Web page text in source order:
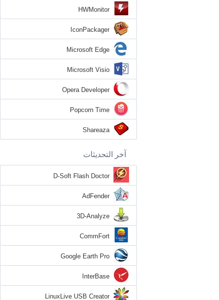
HWMonitor
IconPackager
Microsoft Edge
Microsoft Visio
Opera Developer
Popcorn Time
Shareaza
آخر التحديثات
D-Soft Flash Doctor
AdFender
3D-Analyze
CommFort
Google Earth Pro
InterBase
LinuxLive USB Creator